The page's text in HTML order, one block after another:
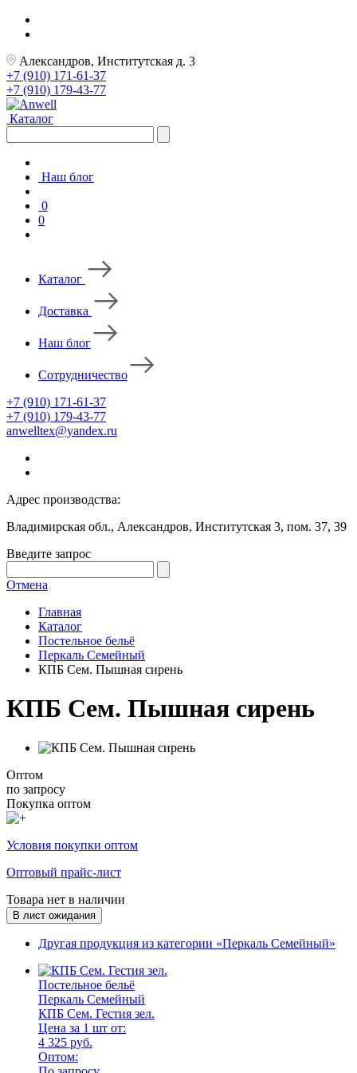
Александров, Институтская д. 3
+7 (910) 171-61-37
+7 (910) 179-43-77
Каталог
Наш блог
0
0
Каталог
Доставка
Наш блог
Сотрудничество
+7 (910) 171-61-37
+7 (910) 179-43-77
anwelltex@yandex.ru
Адрес производства:
Владимирская обл., Александров, Институтская 3, пом. 37, 39
Введите запрос
Отмена
Главная
Каталог
Постельное бельё
Перкаль Семейный
КПБ Сем. Пышная сирень
КПБ Сем. Пышная сирень
Оптом
по запросу
Покупка оптом
Условия покупки оптом
Оптовый прайс-лист
Товара нет в наличии
В лист ожидания
Другая продукция из категории «Перкаль Семейный»
Постельное бельё
Перкаль Семейный
КПБ Сем. Гестия зел.
Цена за 1 шт от:
4 325 руб.
Оптом: